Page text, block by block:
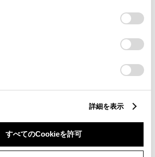
Cookie(クッキー)が保存されることに同
ます。Cookie(クッキー)のオプトアウト、
を撤回したりするにあたっては、当社の
）情報の取り扱いについて
」をご覧くだ
詳細を表示
すべてのCookieを許可